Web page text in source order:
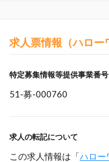
求人票情報（ハロー
特定募集情報等提供事業番号
51-募-000760
求人の転記について
この求人情報は「ハロー